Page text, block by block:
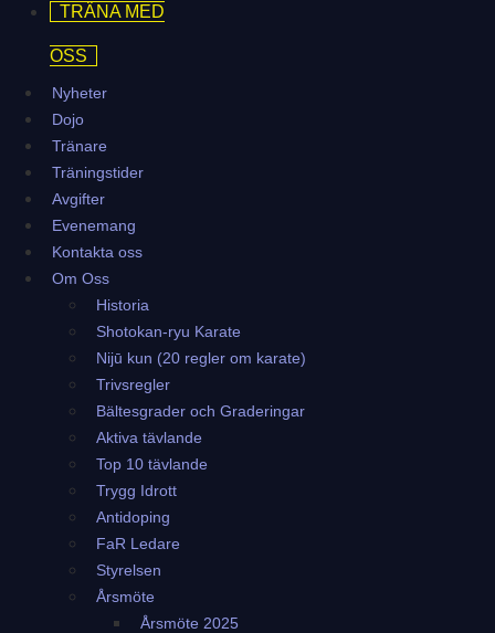
TRÄNA MED
OSS
Nyheter
Dojo
Tränare
Träningstider
Avgifter
Evenemang
Kontakta oss
Om Oss
Historia
Shotokan-ryu Karate
Nijū kun (20 regler om karate)
Trivsregler
Bältesgrader och Graderingar
Aktiva tävlande
Top 10 tävlande
Trygg Idrott
Antidoping
FaR Ledare
Styrelsen
Årsmöte
Årsmöte 2025